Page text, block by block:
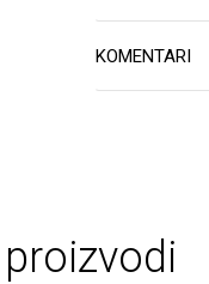
KOMENTARI